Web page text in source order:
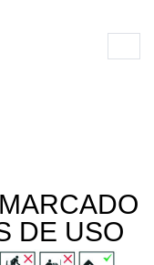
DE USO